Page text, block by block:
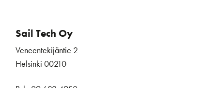
Sail Tech Oy
Veneentekijäntie 2
Helsinki 00210